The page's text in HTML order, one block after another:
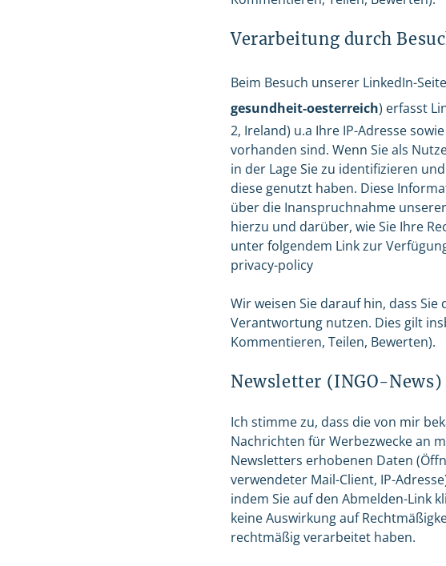
Verarbeitung durch
Beim Besuch unserer LinkedIn-
gesundheit-oesterreich) erfasst
2, Ireland) u.a Ihre IP-Adresse
vorhanden sind. Wenn Sie als
in der Lage Sie zu identifizieren
diese genutzt haben. Diese
über die Inanspruchnahme
hierzu und darüber, wie Sie Ihre
unter folgendem Link zur
privacy-policy
Wir weisen Sie darauf hin, dass
Verantwortung nutzen. Dies gilt
Kommentieren, Teilen, Bewerten).
Newsletter (INGO-News)
Ich stimme zu, dass die von mir
Nachrichten für Werbezwecke an
Newsletters erhobenen Daten
verwendeter Mail-Client, IP-
indem Sie auf den Abmelden-Link
keine Auswirkung auf
rechtmäßig verarbeitet haben.